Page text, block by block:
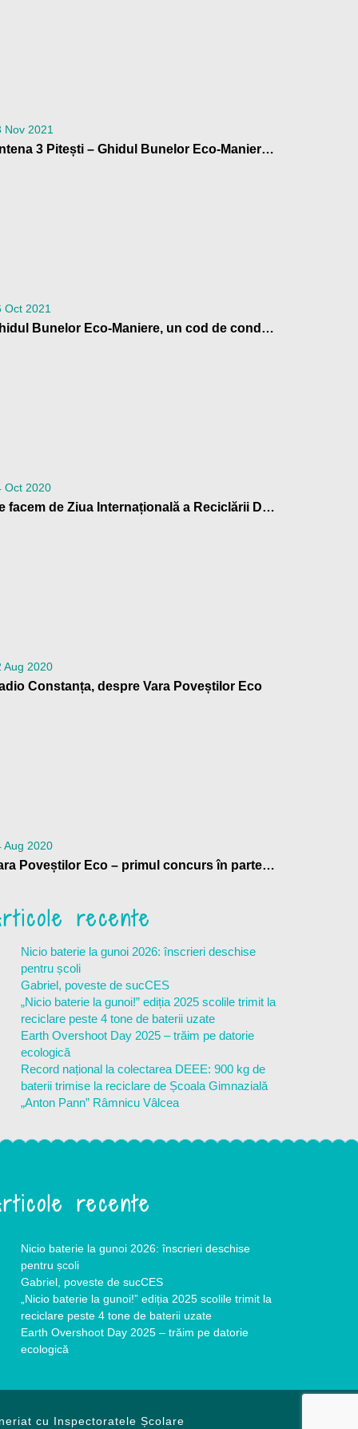
Nov 2021
Antena 3 Pitești – Ghidul Bunelor Eco-Maniere, un ebook gratuit pentru toți cei care vor să stopeze degradarea mediului înconjurător
Oct 2021
Ghidul Bunelor Eco-Maniere, un cod de conduită necesar în epoca schimbărilor climatice
Oct 2020
Ce facem de Ziua Internațională a Reciclării Deșeurilor Electrice, în România
Aug 2020
Constanța, despre Vara Poveștilor Eco
Aug 2020
Vara Poveștilor Eco – primul concurs în parteneriat cu Ministerul Mediului!
recente
Nicio baterie la gunoi 2026: înscrieri deschise
pentru școli
Gabriel, poveste de sucCES
„Nicio baterie la gunoi!” ediția 2025 scolile trimit la
reciclare peste 4 tone de baterii uzate
Earth Overshoot Day 2025 – trăim pe datorie
ecologică
Record național la colectarea DEEE: 900 kg de
baterii trimise la reciclare de Școala Gimnazială
„Anton Pann” Râmnicu Vâlcea
recente
Nicio baterie la gunoi 2026: înscrieri deschise
pentru școli
Gabriel, poveste de sucCES
„Nicio baterie la gunoi!” ediția 2025 scolile trimit la
reciclare peste 4 tone de baterii uzate
Earth Overshoot Day 2025 – trăim pe datorie
ecologică
cu Inspectoratele Școlare